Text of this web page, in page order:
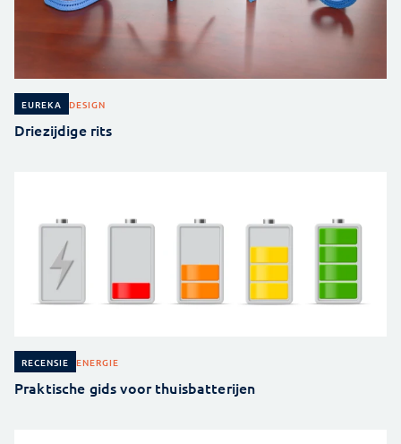
EUREKA DESIGN
Driezijdige rits
RECENSIE ENERGIE
Praktische gids voor thuisbatterijen